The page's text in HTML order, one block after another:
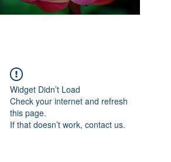
Widget Didn’t Load
Check your internet and refresh
this page.
If that doesn’t work, contact us.